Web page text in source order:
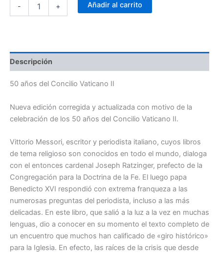
- + Añadir al carrito
Descripción
50 años del Concilio Vaticano II
Nueva edición corregida y actualizada con motivo de la
celebración de los 50 años del Concilio Vaticano II.
Vittorio Messori, escritor y periodista italiano, cuyos libros
de tema religioso son conocidos en todo el mundo, dialoga
con el entonces cardenal Joseph Ratzinger, prefecto de la
Congregación para la Doctrina de la Fe. El luego papa
Benedicto XVI respondió con extrema franqueza a las
numerosas preguntas del periodista, incluso a las más
delicadas. En este libro, que salió a la luz a la vez en muchas
lenguas, dio a conocer en su momento el texto completo de
un encuentro que muchos han calificado de «giro histórico»
para la Iglesia. En efecto, las raíces de la crisis que desde